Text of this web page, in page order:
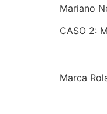
Mariano
CASO 2:
Marca